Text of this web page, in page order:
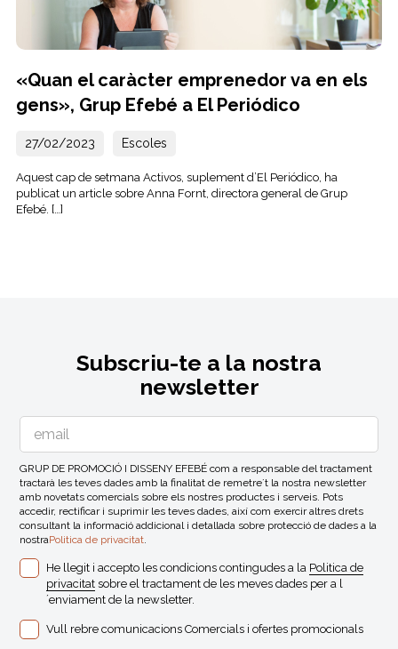
«Quan el caràcter emprenedor va en els
gens», Grup Efebé a El Periódico
27/02/2023 Escoles
Aquest cap de setmana Activos, suplement d’El Periódico, ha
publicat un article sobre Anna Fornt, directora general de Grup
Efebé. […]
Subscriu-te a la nostra
newsletter
GRUP DE PROMOCIÓ I DISSENY EFEBÉ com a responsable del tractament
tractarà les teves dades amb la finalitat de remetre´t la nostra newsletter
amb novetats comercials sobre els nostres productes i serveis. Pots
accedir, rectificar i suprimir les teves dades, així com exercir altres drets
consultant la informació addicional i detallada sobre protecció de dades a la
nostraPolitica de privacitat.
He llegit i accepto les condicions contingudes a la Politica de
privacitat sobre el tractament de les meves dades per a l
´enviament de la newsletter.
Vull rebre comunicacions Comercials i ofertes promocionals